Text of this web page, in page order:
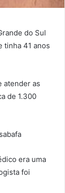
do Sul
tinha 41 anos
atender as
de 1.300
era uma
foi